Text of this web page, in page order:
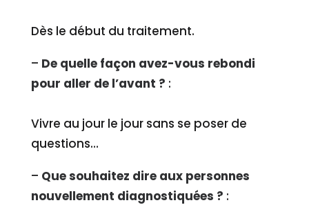
Dès le début du traitement.
– De quelle façon avez-vous rebondi
pour aller de l’avant ? :
Vivre au jour le jour sans se poser de
questions…
– Que souhaitez dire aux personnes
nouvellement diagnostiquées ? :